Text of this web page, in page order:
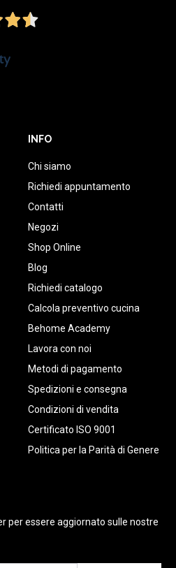
INFO
Chi siamo
Richiedi appuntamento
Contatti
Negozi
Shop Online
Blog
Richiedi catalogo
Calcola preventivo cucina
Behome Academy
Lavora con noi
Metodi di pagamento
Spedizioni e consegna
Condizioni di vendita
Certificato ISO 9001
Politica per la Parità di Genere
per essere aggiornato sulle nostre